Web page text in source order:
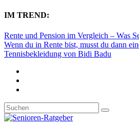
IM TREND:
Rente und Pension im Vergleich – Was
Wenn du in Rente bist, musst du dann
Tennisbekleidung von Bidi Badu